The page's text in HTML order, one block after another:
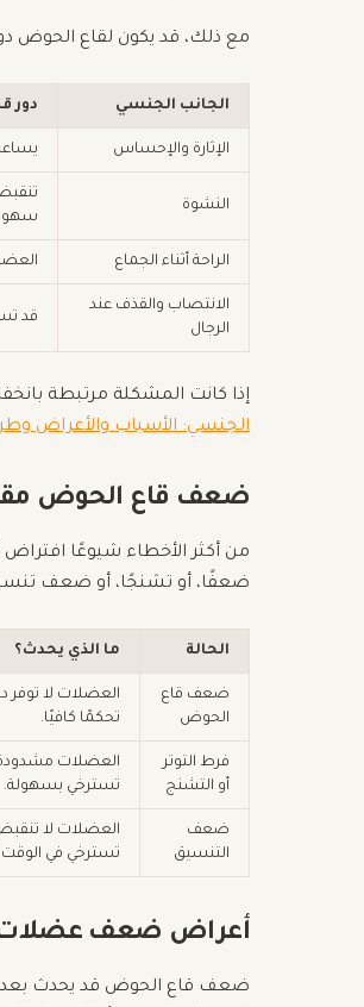
مع ذلك، قد يكون لقاع الحوض
الجانب الجنسي دور
الإثارة والإحساس
النشوة
الراحة أثناء الجماع
الانتصاب والقذف عند
الرجال
قد
إذا كانت المشكلة مرتبطة
الجنسي: الأسباب والأعراض
ضعف قاع الحوض
من أكثر الأخطاء شيوعًا
ضعفًا، أو تشنجًا، أو ضعف
الحالة ما الذي يحدث؟
ضعف قاع
الحوض
العضلات لا توفر
تحكمًا كافيًا.
فرط التوتر
أو التشنج
العضلات
تسترخي بسهولة.
ضعف
التنسيق
العضلات لا
تسترخي في
أعراض ضعف عضلات
ضعف قاع الحوض قد يحدث بعد